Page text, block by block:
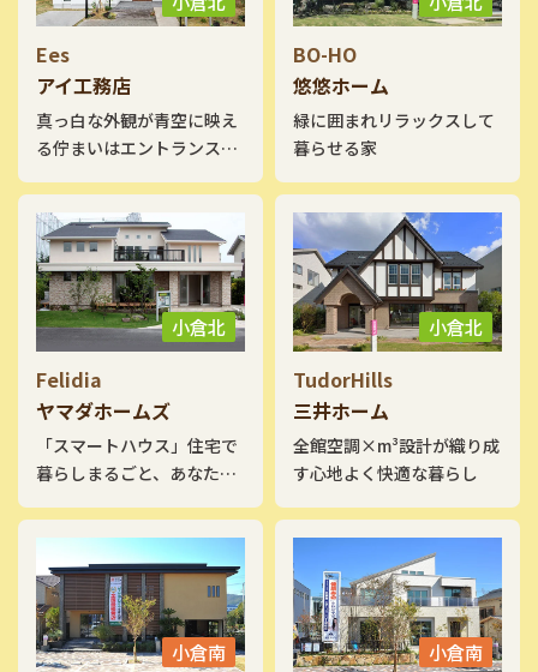
の近くにハーフ収納、その
上にLDKと吹抜でつながる
スキップフロアの子供室、
ロフトや小屋裏収納など得
意の収納や立体的な空間構
成を感じてください。
Ees
アイ工務店
真っ白な外観が青空に映え
る佇まいはエントランスの
抜けに向かって伸びるアイ
アン階段が来訪者を出迎え
ます。ちょっと籠れる畳敷
のハーフ収納や1.5階の趣味
部屋、小屋裏空間を活用し
たシアタールームは多彩な
アイデア空間の使い方提案
も見どころです。他にもデ
ザイン性豊かなアイデアが
いっぱいです。是非一度ご
覧になって下さい。
BO-HO
悠悠ホーム
緑に囲まれリラックスして
暮らせる家
小倉北
Felidia
ヤマダホームズ
「スマートハウス」住宅で
暮らしまるごと、あなたの
小倉北
TudorHills
三井ホーム
全館空調×m³設計が織り成
す心地よく快適な暮らし
小倉南 小倉南